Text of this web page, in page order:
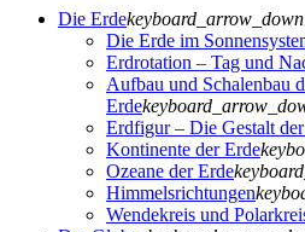
Die Erdekeyboard_arrow_down
Die Erde im
Erdrotation – Tag und
Aufbau und Schalenbau
Erde
Erdfigur – Die Gestalt
Kontinente der Erde
Ozeane der Erde
Himmelsrichtungen
Wendekreis und